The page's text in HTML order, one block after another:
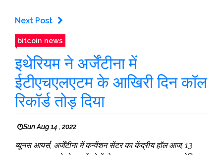
Next Post
bitcoin news
इथेरियम ने अर्जेंटीना में
ईटीएचएलएटम के आखिरी दिन कॉल
रिकॉर्ड तोड़ दिया
Sun Aug 14 , 2022
ब्यूनस आयर्स, अर्जेंटीना में कन्वेंशन सेंटर का केंद्रीय हॉल आज, 13